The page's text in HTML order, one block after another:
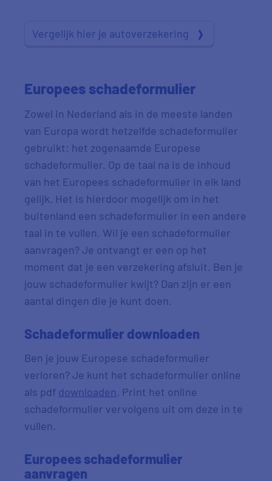
Vergelijk hier je autoverzekering
Europees schadeformulier
Zowel in Nederland als in de meeste landen
van Europa wordt hetzelfde schadeformulier
gebruikt: het zogenaamde Europese
schadeformulier. Op de taal na is de inhoud
van het Europees schadeformulier in elk land
gelijk. Het is hierdoor mogelijk om in het
buitenland een schadeformulier in een andere
taal in te vullen. Wil je een schadeformulier
aanvragen? Je ontvangt er een op het
moment dat je een verzekering afsluit. Ben je
jouw schadeformulier kwijt? Dan zijn er een
aantal dingen die je kunt doen.
Schadeformulier downloaden
Ben je jouw Europese schadeformulier
verloren? Je kunt het schadeformulier online
als pdf downloaden. Print het online
schadeformulier vervolgens uit om deze in te
vullen.
Europees schadeformulier
aanvragen